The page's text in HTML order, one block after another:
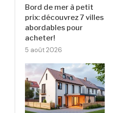
Bord de mer à petit
prix: découvrez 7 villes
abordables pour
acheter!
5 août 2026